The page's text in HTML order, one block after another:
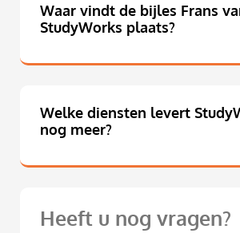
Waar vindt de bijles Frans
StudyWorks plaats?
Welke diensten levert
nog meer?
Heeft u nog vragen?